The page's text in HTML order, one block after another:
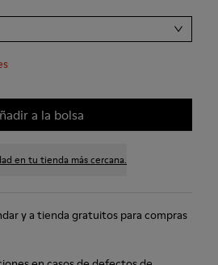
a la bolsa
en tu tienda más cercana.
y a tienda gratuitos para compras